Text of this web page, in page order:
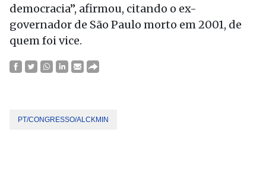
democracia”, afirmou, citando o ex-
governador de São Paulo morto em 2001, de
quem foi vice.
PT/CONGRESSO/ALCKMIN